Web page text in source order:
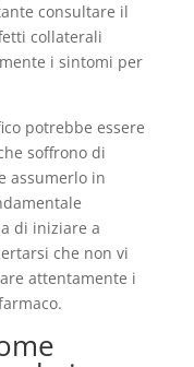
consultare il
collaterali
i sintomi per
potrebbe essere
soffrono di
assumerlo in
di iniziare a
che non vi
attentamente i